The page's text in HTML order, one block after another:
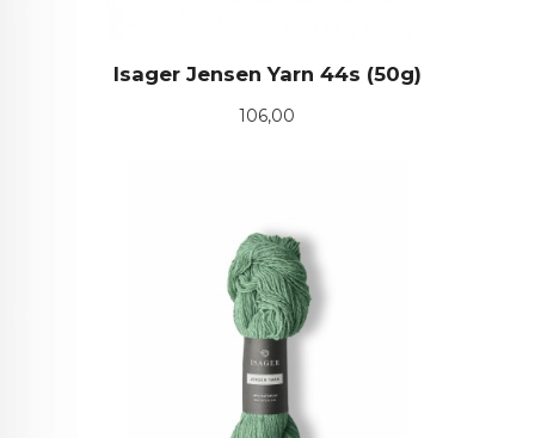
Isager Jensen Yarn 44s (50g)
Pris
106,00